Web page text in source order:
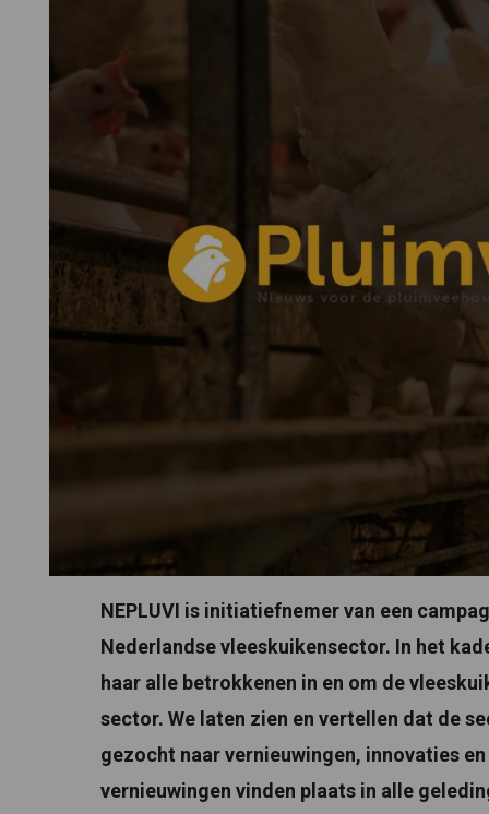
NEPLUVI is initiatiefnemer van een
Nederlandse vleeskuikensector. In het
haar alle betrokkenen in en om de
sector. We laten zien en vertellen dat de
gezocht naar vernieuwingen, innovaties
vernieuwingen vinden plaats in alle